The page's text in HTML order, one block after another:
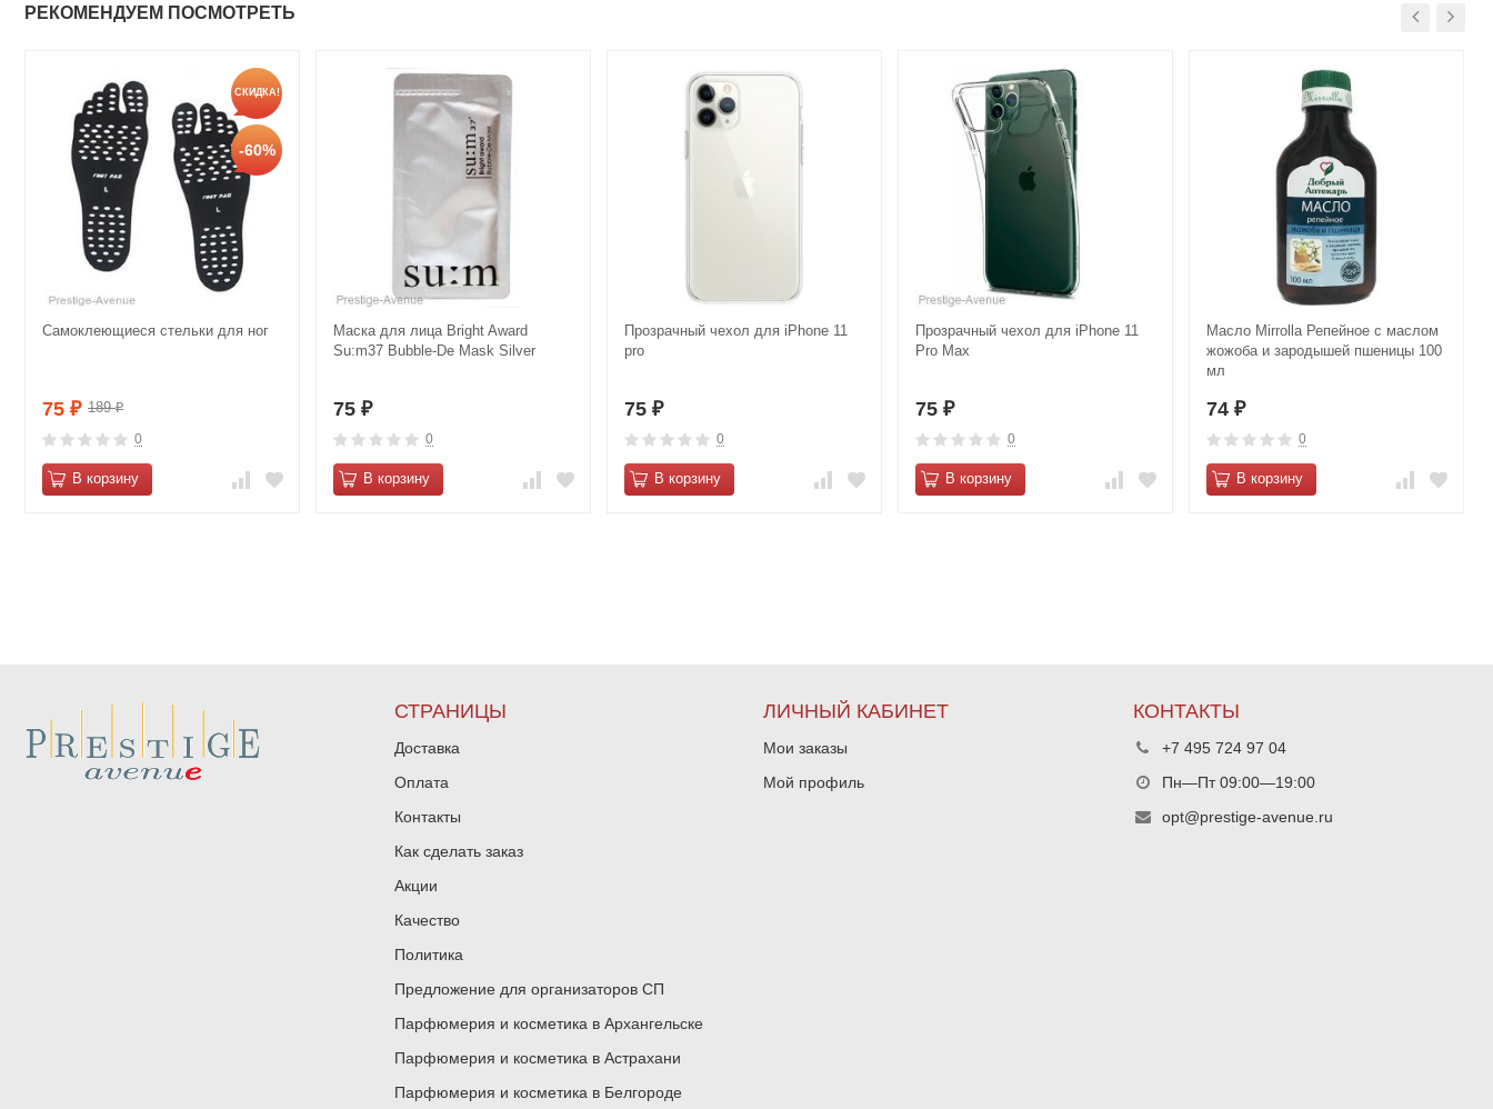
РЕКОМЕНДУЕМ ПОСМОТРЕТЬ
СКИДКА!
-60%
Самоклеющиеся стельки для ног
75 ₽ 189₽
0
В корзину
Маска для лица Bright Award
Su:m37 Bubble-De Mask Silver
75 ₽
0
В корзину
Прозрачный чехол для iPhone 11
pro
75 ₽
0
В корзину
Прозрачный чехол для iPhone 11
Pro Max
75 ₽
0
В корзину
Масло Mirrolla Репейное с маслом
жожоба и зародышей пшеницы 100
мл
74 ₽
0
В корзину
СТРАНИЦЫ
Доставка
Оплата
Контакты
Как сделать заказ
Акции
Качество
Политика
Предложение для организаторов СП
Парфюмерия и косметика в Архангельске
Парфюмерия и косметика в Астрахани
Парфюмерия и косметика в Белгороде
ЛИЧНЫЙ КАБИНЕТ
Мои заказы
Мой профиль
КОНТАКТЫ
+7 495 724 97 04
Пн—Пт 09:00—19:00
opt@prestige-avenue.ru